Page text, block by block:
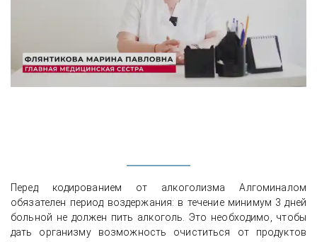
Перед кодированием от алкоголизма Алгоминалом
обязателен период воздержания: в течение минимум 3 дней
больной не должен пить алкоголь. Это необходимо, чтобы
дать организму возможность очиститься от продуктов